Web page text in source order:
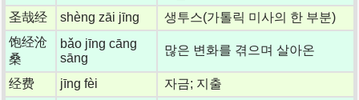
圣哉经
shèng zāi jīng
생투스(가톨릭 미사의 한 부분)
饱经沧
桑
bǎo jīng cāng
sāng
많은 변화를 겪으며 살아온
经费 jīng fèi
자금; 지출